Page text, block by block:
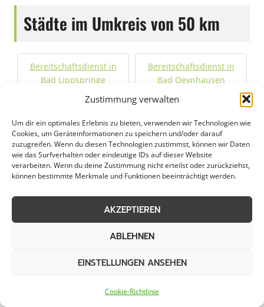
Zustimmung verwalten
Um dir ein optimales Erlebnis zu bieten, verwenden wir Technologien wie
Cookies, um Geräteinformationen zu speichern und/oder darauf
zuzugreifen. Wenn du diesen Technologien zustimmst, können wir Daten
wie das Surfverhalten oder eindeutige IDs auf dieser Website
verarbeiten. Wenn du deine Zustimmung nicht erteilst oder zurückziehst,
können bestimmte Merkmale und Funktionen beeinträchtigt werden.
AKZEPTIEREN
ABLEHNEN
EINSTELLUNGEN ANSEHEN
Cookie-Richtlinie
Städte im Umkreis von 50 km
Bereitschaftsdienst in
Bad Lippspringe
Bereitschaftsdienst in
Bad Oeynhausen
Bad Salzuflen
Bielefeld
Bereitschaftsdienst in
Bünde
Bereitschaftsdienst in
Delbrück
Bereitschaftsdienst in
Bereitschaftsdienst in
Ennigerloh
Espelkamp
Bereitschaftsdienst in
Bereitschaftsdienst in